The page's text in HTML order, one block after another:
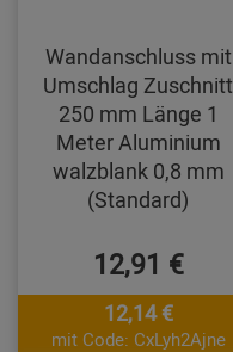
Wandanschluss mit
Umschlag Zuschnitt
250 mm Länge 1
Meter Aluminium
walzblank 0,8 mm
(Standard)
12,91 €
12,14 €
mit Code: CxLyh2Ajne